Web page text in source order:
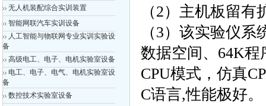
无人机装配综合实训装置
智能网联汽车实训设备
人工智能与物联网专业实训实验设
备
高级电工、电子、电机实验室设备
电工、电子、电气、电机实验室设
备
数控技术实验室设备
（2）主机板留
（3）该实验仪
数据空间、64K程
CPU模式，仿真
C语言,性能极好。